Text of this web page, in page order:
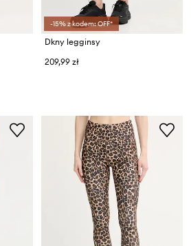
-15% z kodem: OFF*
Dkny legginsy
209,99 zł